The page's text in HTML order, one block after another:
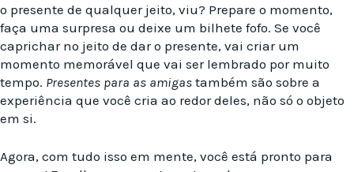
o presente de qualquer jeito, viu? Prepare o momento,
faça uma surpresa ou deixe um bilhete fofo. Se você
caprichar no jeito de dar o presente, vai criar um
momento memorável que vai ser lembrado por muito
tempo. Presentes para as amigas também são sobre a
experiência que você cria ao redor deles, não só o objeto
em si.
Agora, com tudo isso em mente, você está pronto para